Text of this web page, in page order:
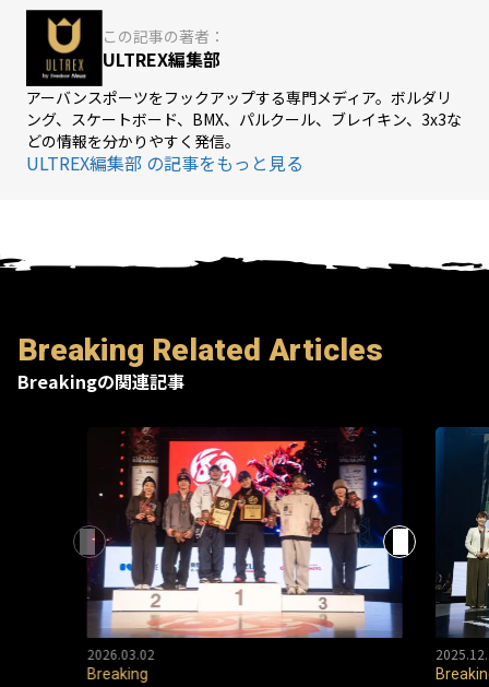
この記事の著者：
ULTREX編集部
アーバンスポーツをフックアップする専門メディア。ボルダリ
ング、スケートボード、BMX、パルクール、ブレイキン、3x3な
どの情報を分かりやすく発信。
ULTREX編集部 の記事をもっと見る
Breaking Related Articles
Breakingの関連記事
2026.03.02
Breaking